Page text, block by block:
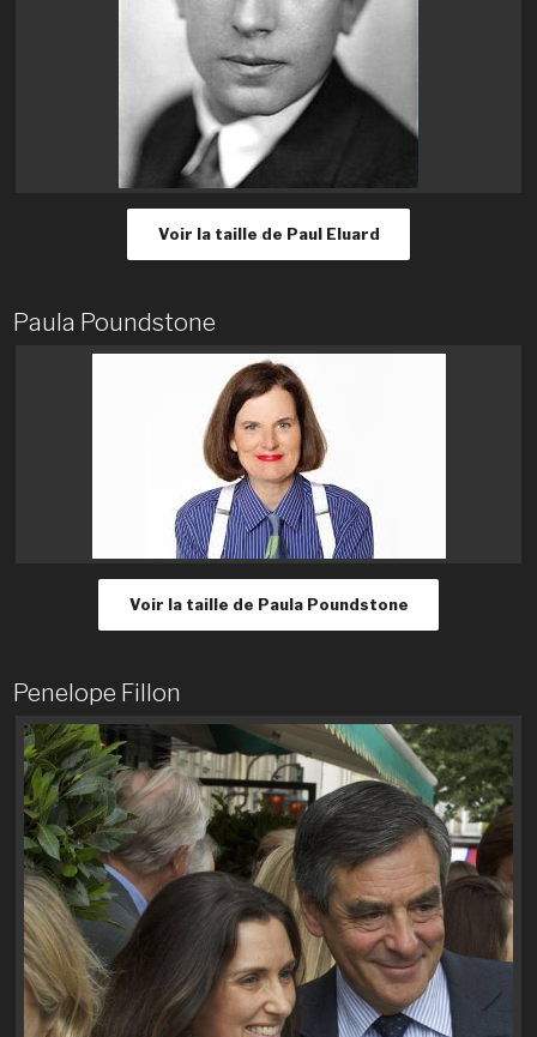
Voir la taille de Paul Eluard
Paula Poundstone
Voir la taille de Paula Poundstone
Penelope Fillon